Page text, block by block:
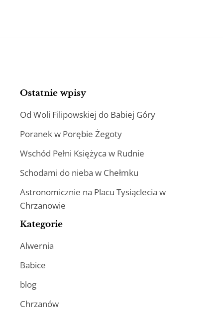
Ostatnie wpisy
Od Woli Filipowskiej do Babiej Góry
Poranek w Porębie Żegoty
Wschód Pełni Księżyca w Rudnie
Schodami do nieba w Chełmku
Astronomicznie na Placu Tysiąclecia w
Chrzanowie
Kategorie
Alwernia
Babice
blog
Chrzanów